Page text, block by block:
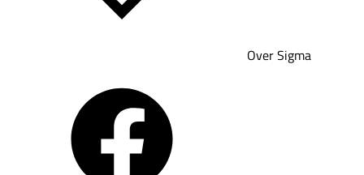
Over Sigma